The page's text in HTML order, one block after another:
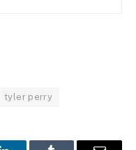
tyler perry